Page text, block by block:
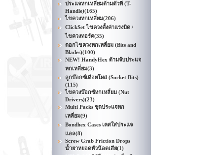
ประแจหกเหลี่ยมด้ามตัวที (T-
Handle)(165)
ไขควงหกเหลี่ยม(206)
ClickSet ไขควงตั้งค่าแรงบิด /
ไขควงทอร์ค(35)
ดอกไขควงหกเหลี่ยม (Bits and
Blades)(100)
NEW! HandyHex ด้ามจับประแจ
หกเหลี่ยม(3)
ลูกบ๊อกซ์เดือยโผล่ (Socket Bits)
(115)
ไขควงบ๊อกซ์หกเหลี่ยม (Nut
Drivers)(23)
Multi Packs ชุดประแจหก
เหลี่ยม(9)
Bondhex Cases เคสใส่ประแจ
แอล(8)
Screw Grab Friction Drops
น้ำยาหยอดหัวน๊อตเสีย(1)